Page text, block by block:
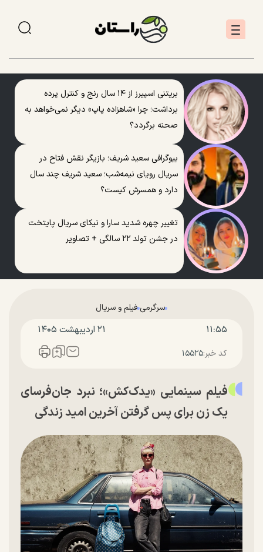
بریتنی اسپیرز از ۱۴ سال رنج و کنترل پرده
برداشت؛ چرا «شاهزاده پاپ» دیگر نمی‌خواهد به
صحنه برگردد؟
بیوگرافی سعید شریف؛ بازیگر نقش فتاح در
سریال رویای نیمه‌شب؛ سعید شریف چند سال
دارد و همسرش کیست؟
تغییر چهره شدید سارا و نیکای سریال پایتخت
در جشن تولد ۲۲ سالگی + تصاویر
سرگرمی فیلم و سریال
۱۱:۵۵ ۲۱ ارديبهشت ۱۴۰۵
کد خبر:۱۵۵۲۵
فیلم سینمایی «یدک‌کش»؛ نبرد جان‌فرسای
یک زن برای پس گرفتن آخرین امید زندگی